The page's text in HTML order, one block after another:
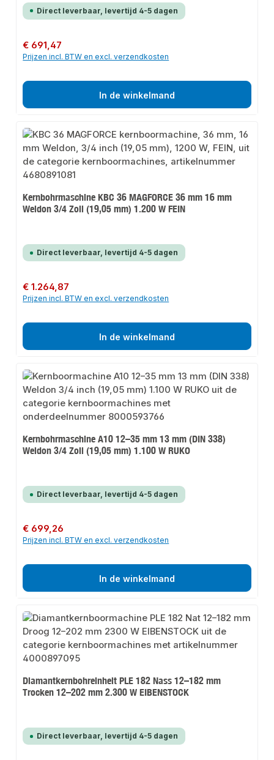
Direct leverbaar, levertijd 4-5 dagen
Normale prijs:
€ 691,47
Prijzen incl. BTW en excl. verzendkosten
In de winkelmand
Kernbohrmaschine KBC 36 MAGFORCE 36 mm 16 mm
Weldon 3/4 Zoll (19,05 mm) 1.200 W FEIN
Direct leverbaar, levertijd 4-5 dagen
Normale prijs:
€ 1.264,87
Prijzen incl. BTW en excl. verzendkosten
In de winkelmand
Kernbohrmaschine A10 12–35 mm 13 mm (DIN 338)
Weldon 3/4 Zoll (19,05 mm) 1.100 W RUKO
Direct leverbaar, levertijd 4-5 dagen
Normale prijs:
€ 699,26
Prijzen incl. BTW en excl. verzendkosten
In de winkelmand
Diamantkernbohreinheit PLE 182 Nass 12–182 mm
Trocken 12–202 mm 2.300 W EIBENSTOCK
Direct leverbaar, levertijd 4-5 dagen